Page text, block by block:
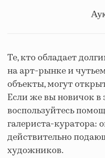
Те, кто обладает
на арт-рынке и
объекты, могут
Если же вы новичок в
воспользуйтесь
галериста-куратора:
действительно
художников.